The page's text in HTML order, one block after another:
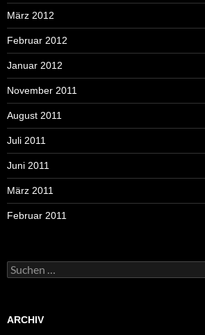
März 2012
Februar 2012
Januar 2012
November 2011
August 2011
Juli 2011
Juni 2011
März 2011
Februar 2011
Suchen
nach:
ARCHIV